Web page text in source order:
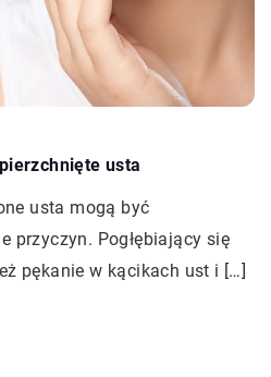
usta
usta mogą być
przyczyn. Pogłębiający się
pękanie w kącikach ust i […]